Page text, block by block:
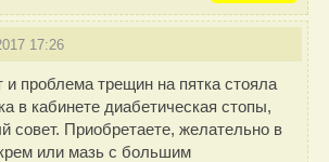
17:26
проблема трещин на пятка стояла
в кабинете диабетическая стопы,
совет. Приобретаете, желательно в
или мазь с большим